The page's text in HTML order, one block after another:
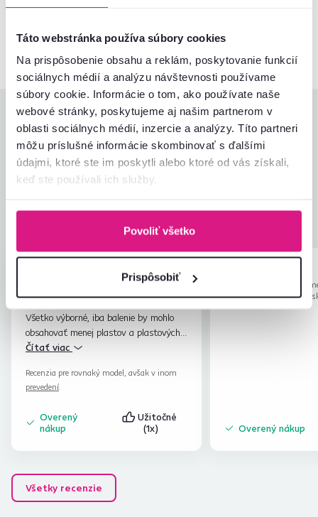
Táto webstránka používa súbory cookies
Na prispôsobenie obsahu a reklám, poskytovanie funkcií
sociálnych médií a analýzu návštevnosti používame
súbory cookie. Informácie o tom, ako používate naše
webové stránky, poskytujeme aj našim partnerom v
oblasti sociálnych médií, inzercie a analýzy. Títo partneri
môžu príslušné informácie skombinovať s ďalšími
údajmi, ktoré ste im poskytli alebo ktoré od vás získali,
keď ste používali ich služby.
Povoliť všetko
Prispôsobiť
02/ 40 100 100
Hodnotenia produktu
4,9
Jednoduchosť montáže
5,0
Kvalita výrobku
5,0
Zodpovedá očakávaniam
29.1.2024, Bratislava,
Slovensko
4.6
Všetko výborné, iba balenie by mohlo
obsahovať menej plastov a plastových
obalov.
Čítať viac
Recenzia pre rovnaký model, avšak v inom
prevedení.
Overený
nákup
Užitočné
(1x)
30.4.2026,
Panica,
Overený nákup
Všetky recenzie